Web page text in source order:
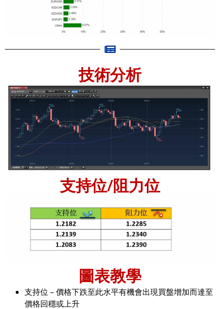
技術分析
支持位/阻力位
圖表教學
支持位 – 價格下跌至此水平有機會出現買盤增加而達至
價格回穩或上升